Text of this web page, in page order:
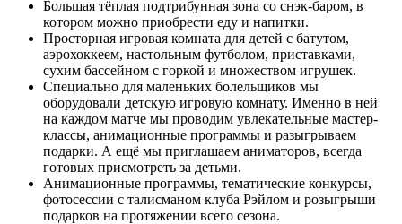
Большая тёплая подтрибунная зона со снэк-баром, в
котором можно приобрести еду и напитки.
Просторная игровая комната для детей с батутом,
аэрохоккеем, настольным футболом, приставками,
сухим бассейном с горкой и множеством игрушек.
Специально для маленьких болельщиков мы
оборудовали детскую игровую комнату. Именно в ней
на каждом матче мы проводим увлекательные мастер-
классы, анимационные программы и разыгрываем
подарки. А ещё мы приглашаем аниматоров, всегда
готовых присмотреть за детьми.
Анимационные программы, тематические конкурсы,
фотосессии с талисманом клуба Рэйлом и розыгрыши
подарков на протяжении всего сезона.